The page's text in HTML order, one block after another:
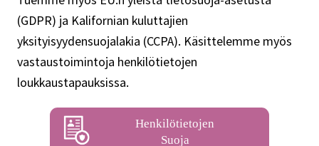
(GDPR) ja Kalifornian kuluttajien
yksityisyydensuojalakia (CCPA). Käsittelemme myös
vastaustoimintoja henkilötietojen
loukkaustapauksissa.
Henkilötietojen
Suoja